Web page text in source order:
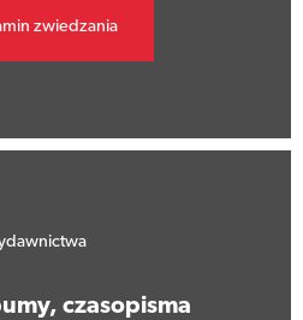
zwiedzania
czasopisma